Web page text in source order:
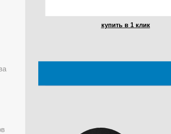
купить в 1 клик